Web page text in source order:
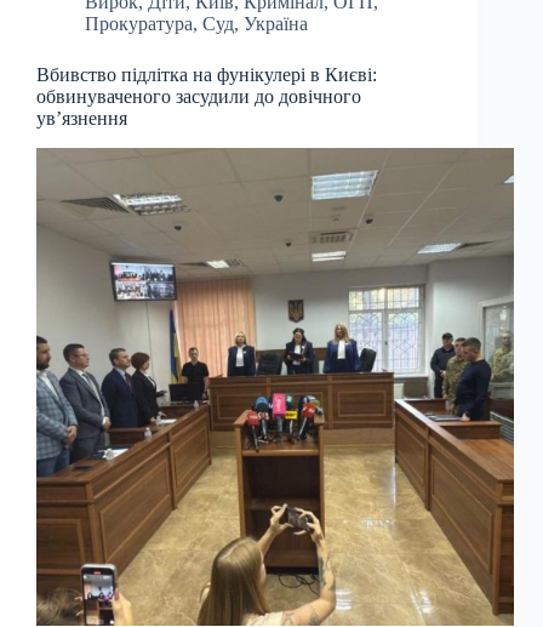
Прокуратура, Суд, Україна
Вбивство підлітка на фунікулері в Києві:
обвинуваченого засудили до довічного
ув’язнення